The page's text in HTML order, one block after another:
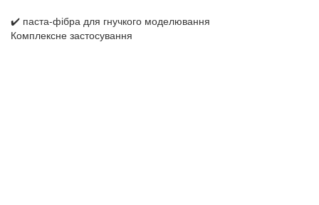
✔️ паста-фібра для гнучкого моделювання
Комплексне застосування